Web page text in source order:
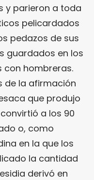
y parieron a toda
pelicardados
pedazos de sus
guardados en los
con hombreras.
de la afirmación
que produjo
a los 90
o, como
en la que los
la cantidad
derivó en